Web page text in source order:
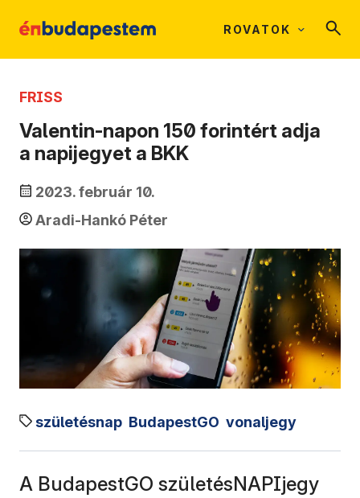
ROVATOK
FRISS
Valentin-napon 150 forintért adja
a napijegyet a BKK
2023. február 10.
Aradi-Hankó Péter
születésnap BudapestGO vonaljegy
A BudapestGO születésNAPIjegy